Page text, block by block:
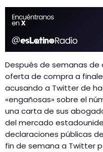
Después de semanas
oferta de compra a
acusando a Twitter de
«engañosas» sobre el
una carta de sus
del mercado
declaraciones públicas
fin de semana a Twitter